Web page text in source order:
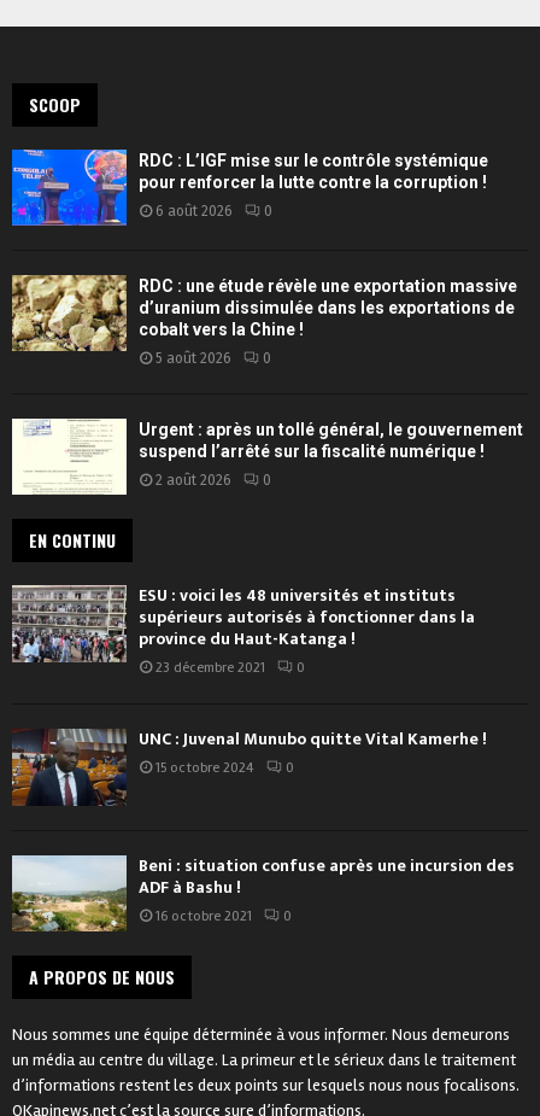
SCOOP
RDC : L’IGF mise sur le contrôle systémique
pour renforcer la lutte contre la corruption !
6 août 2026 0
RDC : une étude révèle une exportation massive
d’uranium dissimulée dans les exportations de
cobalt vers la Chine !
5 août 2026 0
Urgent : après un tollé général, le gouvernement
suspend l’arrêté sur la fiscalité numérique !
2 août 2026 0
EN CONTINU
ESU : voici les 48 universités et instituts
supérieurs autorisés à fonctionner dans la
province du Haut-Katanga !
23 décembre 2021 0
UNC : Juvenal Munubo quitte Vital Kamerhe !
15 octobre 2024 0
Beni : situation confuse après une incursion des
ADF à Bashu !
16 octobre 2021 0
A PROPOS DE NOUS
Nous sommes une équipe déterminée à vous informer. Nous demeurons
un média au centre du village. La primeur et le sérieux dans le traitement
d’informations restent les deux points sur lesquels nous nous focalisons.
OKapinews.net c’est la source sure d’informations.